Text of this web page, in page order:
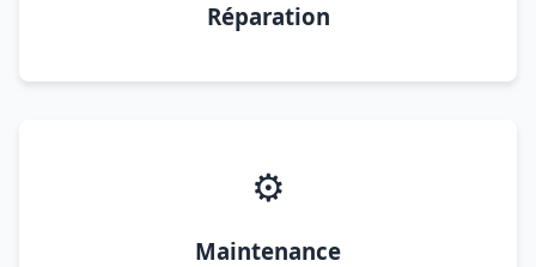
Réparation
⚙️
Maintenance